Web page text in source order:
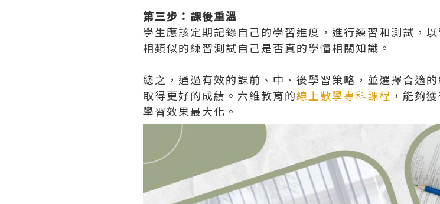
第三步：課後重溫
學生應該定期記錄自己的學習進度，進行練習和測試，
相類似的練習測試自己是否真的學懂相關知識。
總之，通過有效的課前、中、後學習策略，並選擇合適
取得更好的成績。六維教育的線上數學專科課程 ，能夠
學習效果最大化。